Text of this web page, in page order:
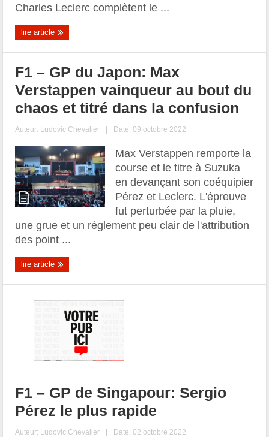
Charles Leclerc complètent le ...
lire article
F1 – GP du Japon: Max
Verstappen vainqueur au bout du
chaos et titré dans la confusion
Auteur: Ludovic Chevalier | Date: 09 octobre 2022
Max Verstappen remporte la
course et le titre à Suzuka
en devançant son coéquipier
Pérez et Leclerc. L'épreuve
fut perturbée par la pluie,
une grue et un règlement peu clair de l'attribution
des point ...
lire article
F1 – GP de Singapour: Sergio
Pérez le plus rapide
Auteur: Ludovic Chevalier | Date: 02 octobre 2022